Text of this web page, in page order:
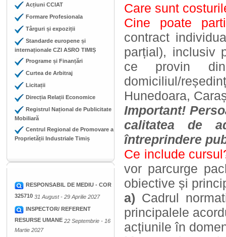
Acțiuni CCIAT
Formare Profesionala
Târguri și expoziții
Standarde europene și
internaționale CZI ASRO TIMIȘ
Programe și Finanțări
Curtea de Arbitraj
Licitații
Direcția Relații Economice
Registrul Național de Publicitate
Mobiliară
Centrul Regional de Promovare a
Proprietății Industriale Timiș
RESPONSABIL DE MEDIU - COR
325710 31 August - 29 Aprilie 2027
INSPECTOR/ REFERENT
RESURSE UMANE 22 Septembrie - 16
Martie 2027
Care sunt
Cine poate
contract
parțial), inclusiv
ce provin
domiciliul/
Hunedoara,
Important!
calitatea de
întreprindere
Ce include
vor parcurge
obiective și
a) Cadrul
principalele
acțiunile în